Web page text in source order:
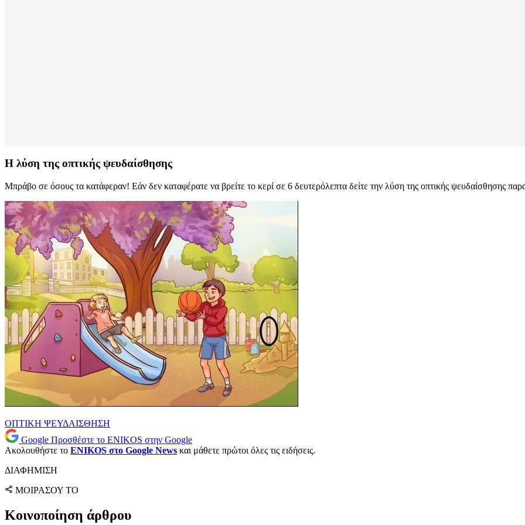
Η λύση της οπτικής ψευδαίσθησης
Μπράβο σε όσους τα κατάφεραν! Εάν δεν καταφέρατε να βρείτε το κερί σε 6 δευτερόλεπτα δείτε την λύση της οπτικής ψευδαίσθησης
ΟΠΤΙΚΗ ΨΕΥΔΑΙΣΘΗΣΗ
Google Προσθέστε το ENIKOS στην Google
Ακολουθήστε το ENIKOS στο Google News και μάθετε πρώτοι όλες τις ειδήσεις.
ΔΙΑΦΗΜΙΣΗ
ΜΟΙΡΑΣΟΥ ΤΟ
Κοινοποίηση άρθρου